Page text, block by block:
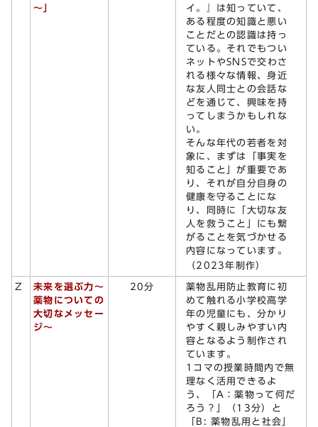
～」
イ。』は知っていて、
ある程度の知識と悪い
ことだとの認識は持っ
ている。それでもつい
ネットやSNSで交わさ
れる様々な情報、身近
な友人同士との会話な
どを通じて、興味を持
ってしまうかもしれな
い。
そんな年代の若者を対
象に、まずは「事実を
知ること」が重要であ
り、それが自分自身の
健康を守ることにな
り、同時に「大切な友
人を救うこと」にも繋
がることを気づかせる
内容になっています。
（2023年制作）
Z
未来を選ぶ力～
薬物についての
大切なメッセー
ジ～
20分
薬物乱用防止教育に初
めて触れる小学校高学
年の児童にも、分かり
やすく親しみやすい内
容となるよう制作され
ています。
1コマの授業時間内で無
理なく活用できるよ
う、「A：薬物って何だ
ろう？」（13分）と
「B: 薬物乱用と社会」